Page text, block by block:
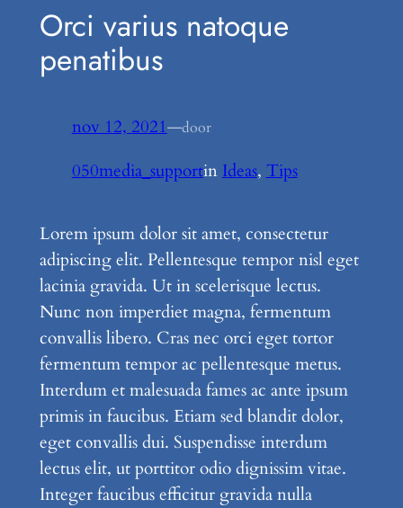
Orci varius natoque
penatibus
nov 12, 2021—door
050media_supportin Ideas, Tips
Lorem ipsum dolor sit amet, consectetur
adipiscing elit. Pellentesque tempor nisl eget
lacinia gravida. Ut in scelerisque lectus.
Nunc non imperdiet magna, fermentum
convallis libero. Cras nec orci eget tortor
fermentum tempor ac pellentesque metus.
Interdum et malesuada fames ac ante ipsum
primis in faucibus. Etiam sed blandit dolor,
eget convallis dui. Suspendisse interdum
lectus elit, ut porttitor odio dignissim vitae.
Integer faucibus efficitur gravida nulla